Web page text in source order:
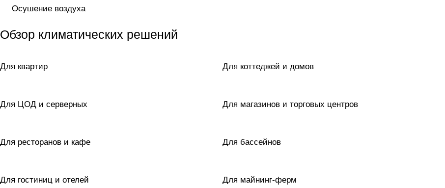
Осушение воздуха
Обзор климатических решений
Для квартир Для коттеджей и домов
Для ЦОД и серверных Для магазинов и торговых центров
Для ресторанов и кафе Для бассейнов
Для гостиниц и отелей Для майнинг-ферм